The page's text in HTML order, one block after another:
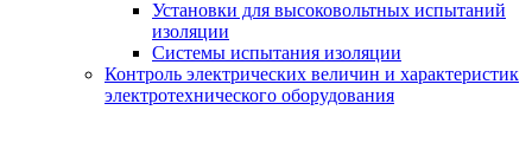
Установки для высоковольтных испытаний
изоляции
Системы испытания изоляции
Контроль электрических величин и характеристик
электротехнического оборудования